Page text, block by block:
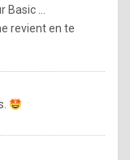
Basic ...
revient en te